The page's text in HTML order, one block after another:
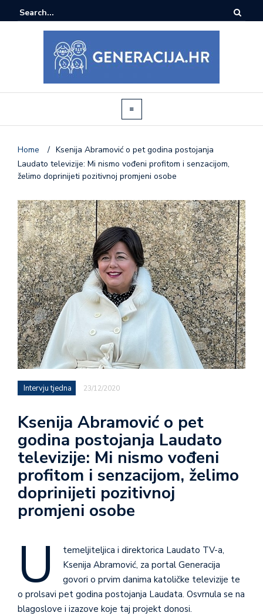
Home / Ksenija Abramović o pet godina postojanja
Laudato televizije: Mi nismo vođeni profitom i senzacijom,
želimo doprinijeti pozitivnoj promjeni osobe
Intervju tjedna 23/12/2020
Ksenija Abramović o pet
godina postojanja Laudato
televizije: Mi nismo vođeni
profitom i senzacijom, želimo
doprinijeti pozitivnoj
promjeni osobe
U
temeljiteljica i direktorica Laudato TV-a,
Ksenija Abramović, za portal Generacija
govori o prvim danima katoličke televizije te
o prolsavi pet godina postojanja Laudata. Osvrnula se na
blagoslove i izazove koje taj projekt donosi.